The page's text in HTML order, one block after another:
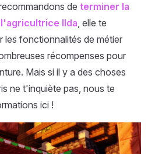
de terminer la
Ilda, elle te
les fonctionnalités de métier
récompenses pour
Mais si il y a des choses
ne t'inquiète pas, nous te
ici !